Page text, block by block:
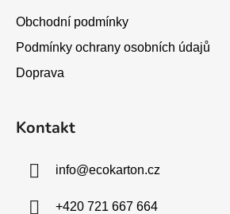
Obchodní podmínky
Podmínky ochrany osobních údajů
Doprava
Kontakt
info@ecokarton.cz
+420 721 667 664